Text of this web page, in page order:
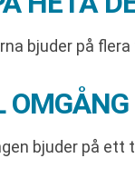
bjuder på flera
bjuder på ett